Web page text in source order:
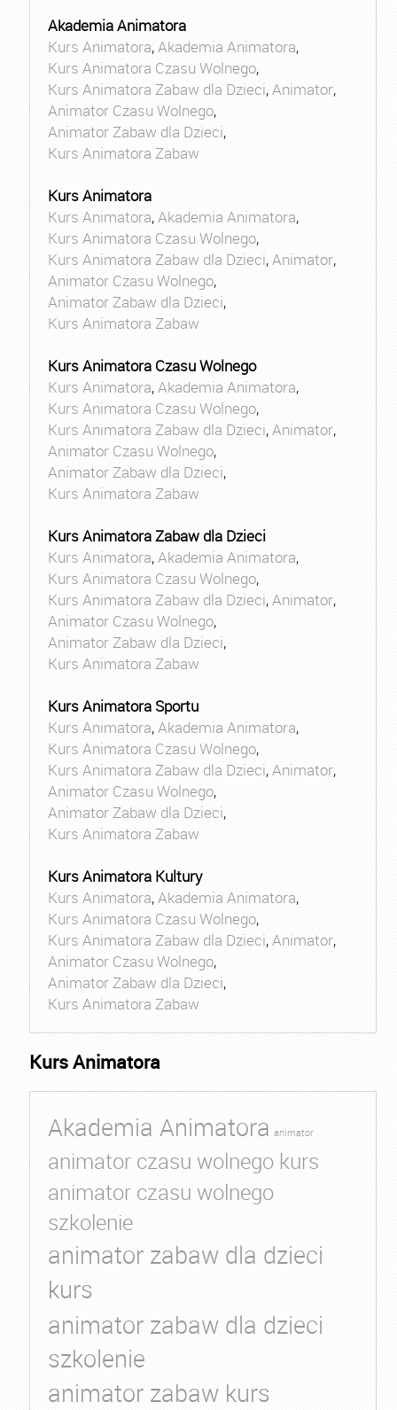
Akademia Animatora
Kurs Animatora,Akademia Animatora,
Kurs Animatora Czasu Wolnego,
Kurs Animatora Zabaw dla Dzieci,Animator,
Animator Czasu Wolnego,
Animator Zabaw dla Dzieci,
Kurs Animatora Zabaw
Kurs Animatora
Kurs Animatora,Akademia Animatora,
Kurs Animatora Czasu Wolnego,
Kurs Animatora Zabaw dla Dzieci,Animator,
Animator Czasu Wolnego,
Animator Zabaw dla Dzieci,
Kurs Animatora Zabaw
Kurs Animatora Czasu Wolnego
Kurs Animatora,Akademia Animatora,
Kurs Animatora Czasu Wolnego,
Kurs Animatora Zabaw dla Dzieci,Animator,
Animator Czasu Wolnego,
Animator Zabaw dla Dzieci,
Kurs Animatora Zabaw
Kurs Animatora Zabaw dla Dzieci
Kurs Animatora,Akademia Animatora,
Kurs Animatora Czasu Wolnego,
Kurs Animatora Zabaw dla Dzieci,Animator,
Animator Czasu Wolnego,
Animator Zabaw dla Dzieci,
Kurs Animatora Zabaw
Kurs Animatora Sportu
Kurs Animatora,Akademia Animatora,
Kurs Animatora Czasu Wolnego,
Kurs Animatora Zabaw dla Dzieci,Animator,
Animator Czasu Wolnego,
Animator Zabaw dla Dzieci,
Kurs Animatora Zabaw
Kurs Animatora Kultury
Kurs Animatora,Akademia Animatora,
Kurs Animatora Czasu Wolnego,
Kurs Animatora Zabaw dla Dzieci,Animator,
Animator Czasu Wolnego,
Animator Zabaw dla Dzieci,
Kurs Animatora Zabaw
Kurs Animatora
Akademia Animatora animator
animator czasu wolnego kurs
animator czasu wolnego
szkolenie
animator zabaw dla dzieci
kurs
animator zabaw dla dzieci
szkolenie
animator zabaw kurs